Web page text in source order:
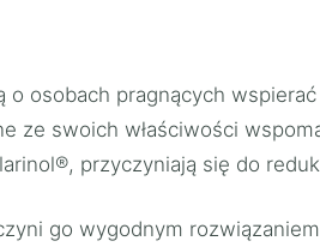
osobach pragnących
ze swoich właściwości
przyczyniają się do
go wygodnym